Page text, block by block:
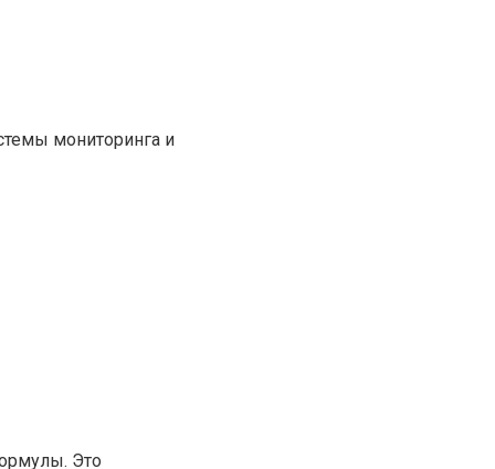
мониторинга и
Это